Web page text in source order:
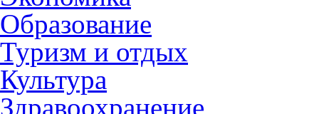
Образование
Туризм и отдых
Культура
Здравоохранение